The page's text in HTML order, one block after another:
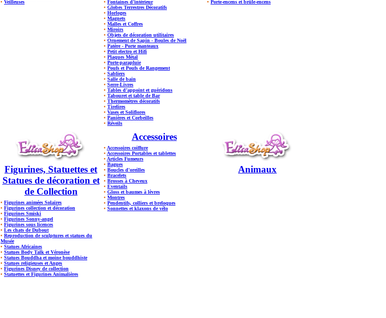
• Veilleuses
• Fontaines d’intérieur
• Globes Terrestres Décoratifs
• Horloges
• Magnets
• Malles et Coffres
• Miroirs
• Objets de décoration utilitaires
• Ornement de Sapin - Boules de Noël
• Patère - Porte manteaux
• Petit electro et Hifi
• Plaques Métal
• Porte-parapluie
• Poufs et Poufs de Rangement
• Sabliers
• Salle de bain
• Serre-Livres
• Tables d’appoint et guéridons
• Tabouret et table de Bar
• Thermomètres décoratifs
• Tirelires
• Vases et Soliflores
• Panières et Corbeilles
• Réveils
• Porte-encens et brûle-encens
Figurines, Statuettes et
Statues de décoration et
de Collection
• Figurines animées Solaires
• Figurines collection et décoration
• Figurines Smiski
• Figurines Sonny-angel
• Figurines sous licences
• Les chats de Dubout
• Reproduction de sculptures et statues du
Musée
• Statues Africaines
• Statues Body Talk et Véronèse
• Statues Bouddha et moine bouddhiste
• Statues religieuses et Anges
• Figurines Disney de collection
• Statuettes et Figurines Animalières
Accessoires
• Accessoires coiffure
• Accessoires Portables et tablettes
• Articles Fumeurs
• Bagues
• Boucles d'oreilles
• Bracelets
• Brosses à Cheveux
• Éventails
• Gloss et baumes à lèvres
• Montres
• Pendentifs, colliers et breloques
• Sonnettes et klaxons de vélo
Animaux